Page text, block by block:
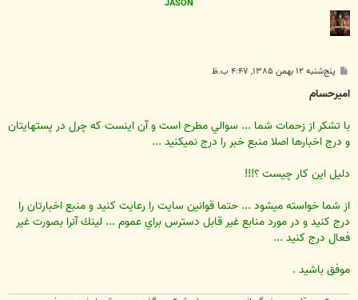
JASON
س
ت
پنج‌شنبه ۱۲ بهمن ۱۳۸۵, ۴:۴۷ ب.ظ
اميرحسام
با تشكر از زحمات شما ... سوالي مطرح است و آن اينست كه چرل در پستهايتان
و درج اخبارها اصلا منبع خبر را درج نميكنيد ...
دليل اين كار چيست ؟!!!
از شما خواسته ميشود ... حتما قوانين سايت را رعايت كنيد و منبع اخبارتان را
درج كنيد و در مورد منابع غير قابل دسترس براي عموم ... لينك آنرا بصورت غير
فعال درج كنيد ...
موفق باشيد .